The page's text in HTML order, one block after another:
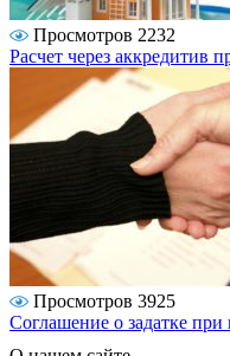
Просмотров 2232
Расчет через аккредитив
Просмотров 3925
Соглашение о задатке